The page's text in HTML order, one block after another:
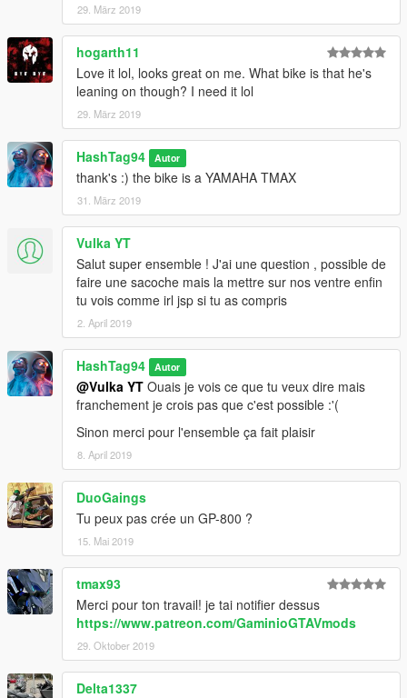
29. März 2019
hogarth11
Love it lol, looks great on me. What bike is that he's
leaning on though? I need it lol
29. März 2019
HashTag94 Autor
thank's :) the bike is a YAMAHA TMAX
31. März 2019
Vulka YT
Salut super ensemble ! J'ai une question , possible de
faire une sacoche mais la mettre sur nos ventre enfin
tu vois comme irl jsp si tu as compris
2. April 2019
HashTag94 Autor
@Vulka YT Ouais je vois ce que tu veux dire mais
franchement je crois pas que c'est possible :'(
Sinon merci pour l'ensemble ça fait plaisir
8. April 2019
DuoGaings
Tu peux pas crée un GP-800 ?
15. Mai 2019
tmax93
Merci pour ton travail! je tai notifier dessus
https://www.patreon.com/GaminioGTAVmods
29. Oktober 2019
Delta1337